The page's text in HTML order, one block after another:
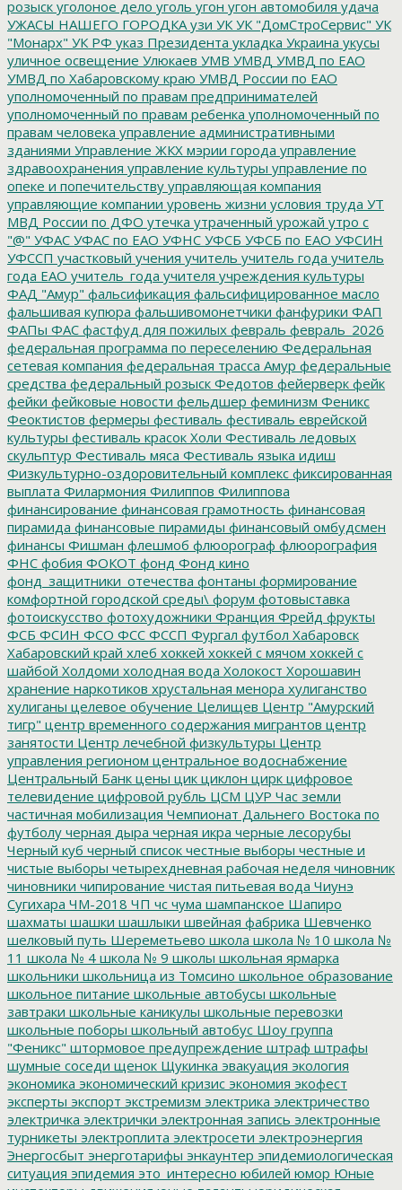
розыск уголоное дело уголь угон угон автомобиля удача
УЖАСЫ НАШЕГО ГОРОДКА узи УК УК "ДомСтроСервис" УК
"Монарх" УК РФ указ Президента укладка Украина укусы
уличное освещение Улюкаев УМВ УМВД УМВД по ЕАО
УМВД по Хабаровскому краю УМВД России по ЕАО
уполномоченный по правам предпринимателей
уполномоченный по правам ребенка уполномоченный по
правам человека управление административными
зданиями Управление ЖКХ мэрии города управление
здравоохранения управление культуры управление по
опеке и попечительству управляющая компания
управляющие компании уровень жизни условия труда УТ
МВД России по ДФО утечка утраченный урожай утро с
"@" УФАС УФАС по ЕАО УФНС УФСБ УФСБ по ЕАО УФСИН
УФССП участковый учения учитель учитель года учитель
года ЕАО учитель_года учителя учреждения культуры
ФАД "Амур" фальсификация фальсифицированное масло
фальшивая купюра фальшивомонетчики фанфурики ФАП
ФАПы ФАС фастфуд для пожилых февраль февраль_2026
федеральная программа по переселению Федеральная
сетевая компания федеральная трасса Амур федеральные
средства федеральный розыск Федотов фейерверк фейк
фейки фейковые новости фельдшер феминизм Феникс
Феоктистов фермеры фестиваль фестиваль еврейской
культуры фестиваль красок Холи Фестиваль ледовых
скульптур Фестиваль мяса Фестиваль языка идиш
Физкультурно-оздоровительный комплекс фиксированная
выплата Филармония Филиппов Филиппова
финансирование финансовая грамотность финансовая
пирамида финансовые пирамиды финансовый омбудсмен
финансы Фишман флешмоб флюорограф флюорография
ФНС фобия ФОКОТ фонд Фонд кино
фонд_защитники_отечества фонтаны формирование
комфортной городской среды\ форум фотовыставка
фотоискусство фотохудожники Франция Фрейд фрукты
ФСБ ФСИН ФСО ФСС ФССП Фургал футбол Хабаровск
Хабаровский край хлеб хоккей хоккей с мячом хоккей с
шайбой Холдоми холодная вода Холокост Хорошавин
хранение наркотиков хрустальная менора хулиганство
хулиганы целевое обучение Целищев Центр "Амурский
тигр" центр временного содержания мигрантов центр
занятости Центр лечебной физкультуры Центр
управления регионом центральное водоснабжение
Центральный Банк цены цик циклон цирк цифровое
телевидение цифровой рубль ЦСМ ЦУР Час земли
частичная мобилизация Чемпионат Дальнего Востока по
футболу черная дыра черная икра черные лесорубы
Черный куб черный список честные выборы честные и
чистые выборы четырехдневная рабочая неделя чиновник
чиновники чипирование чистая питьевая вода Чиунэ
Сугихара ЧМ-2018 ЧП чс чума шампанское Шапиро
шахматы шашки шашлыки швейная фабрика Шевченко
шелковый путь Шереметьево школа школа № 10 школа №
11 школа № 4 школа № 9 школы школьная ярмарка
школьники школьница из Томсино школьное образование
школьное питание школьные автобусы школьные
завтраки школьные каникулы школьные перевозки
школьные поборы школьный автобус Шоу группа
"Феникс" штормовое предупреждение штраф штрафы
шумные соседи щенок Щукинка эвакуация экология
экономика экономический кризис экономия экофест
эксперты экспорт экстремизм электрика электричество
электричка электрички электронная запись электронные
турникеты электроплита электросети электроэнергия
Энергосбыт энерготарифы энкаунтер эпидемиологическая
ситуация эпидемия это_интересно юбилей юмор Юные